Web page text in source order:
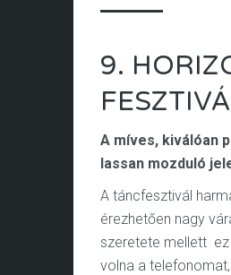
9.
A míves, kiválóan
lassan mozduló
A táncfesztivál
érezhetően nagy
szeretete mellett ez
volna a